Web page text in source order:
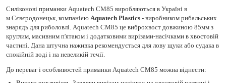
Силіконові приманки Aquatech СМ85 виробляються в Україні в
м.Сєвєродонецьк, компанією Aquatech Plastics - виробником рибальських
знарядь для риболовлі. Aquatech СМ85 це виброхвост довжиною 85мм з
круглим, масивним п'ятаком і додатковими вирізами-насічками в хвостовій
частині. Дана штучна наживка рекомендується для лову щуки або судака в
спокійній воді і на невеликій течії.
До переваг і особливостей приманки Aquatech СМ85 можна віднести: